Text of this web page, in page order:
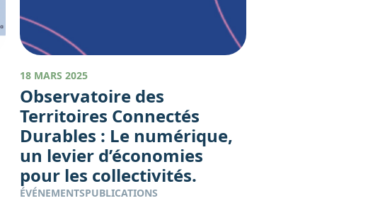
18 MARS 2025
Observatoire des
Territoires Connectés
Durables : Le numérique,
un levier d’économies
pour les collectivités.
ÉVÉNEMENTSPUBLICATIONS